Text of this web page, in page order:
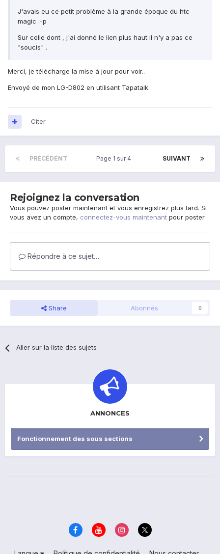
J'avais eu ce petit problème à la grande époque du htc
magic :-p
Sur celle dont , j'ai donné le lien plus haut il n'y a pas ce
"soucis" .
Merci, je télécharge la mise à jour pour voir..
Envoyé de mon LG-D802 en utilisant Tapatalk
Citer
PRÉCÉDENT SUIVANT
Page 1 sur 4
Rejoignez la conversation
Vous pouvez poster maintenant et vous enregistrez plus tard. Si
vous avez un compte, connectez-vous maintenant pour poster.
Répondre à ce sujet…
Share Abonnés 0
Aller sur la liste des sujets
ANNONCES
Fonctionnement des sous sections